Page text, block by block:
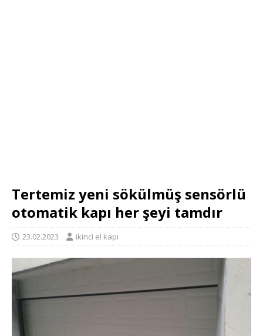
Tertemiz yeni sökülmüş sensörlü
otomatik kapı her şeyi tamdır
23.02.2023 ikinci el kapı